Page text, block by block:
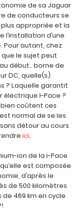
de sa Jaguar
de conducteurs se
appropriée et la
d’une
Pour autant, chez
que le sujet peut
début.. borne de
DC, quelle(s)
? Laquelle garantit
électrique I-Pace ?
coûtent ces
normal de se les
détour au cours
ici.
ion de la i-Pace
est composée
d’après le
de 500 kilomètres
de 469 km en cycle